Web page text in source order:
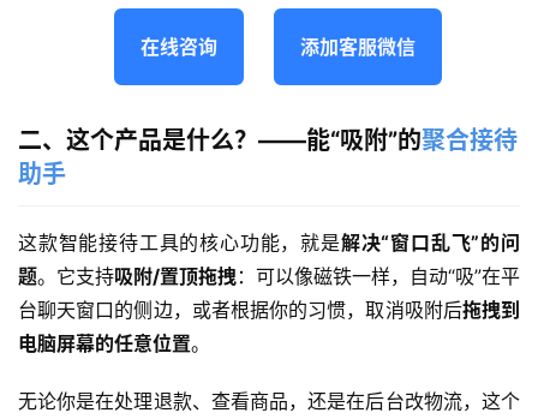
在线咨询 添加客服微信
二、这个产品是什么？——能“吸附”的聚合接待
助手
这款智能接待工具的核心功能，就是解决“窗口乱飞”的问
题。它支持吸附/置顶拖拽：可以像磁铁一样，自动“吸”在平
台聊天窗口的侧边，或者根据你的习惯，取消吸附后拖拽到
电脑屏幕的任意位置。
无论你是在处理退款、查看商品，还是在后台改物流，这个